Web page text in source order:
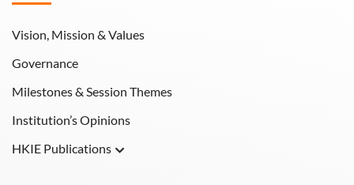
Vision, Mission & Values
Governance
Milestones & Session Themes
Institution’s Opinions
HKIE Publications